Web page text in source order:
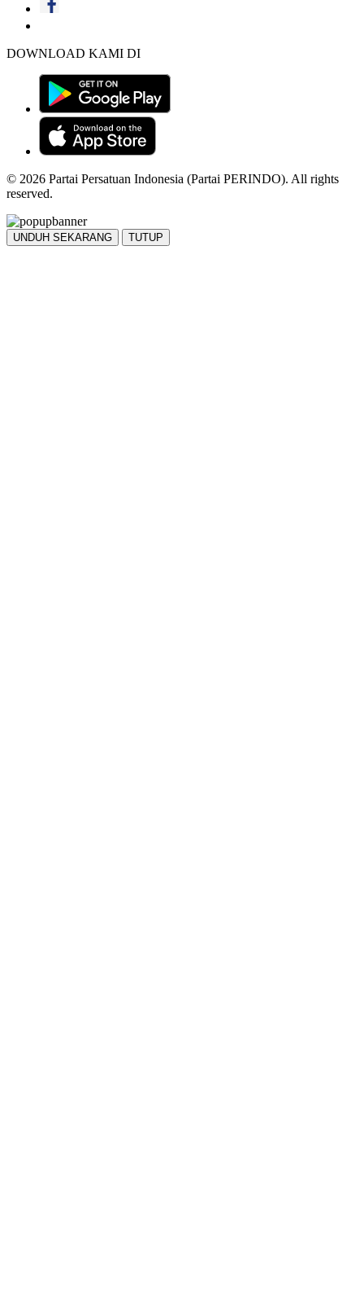
DOWNLOAD KAMI DI
© 2026 Partai Persatuan Indonesia (Partai PERINDO). All rights
reserved.
UNDUH SEKARANG TUTUP